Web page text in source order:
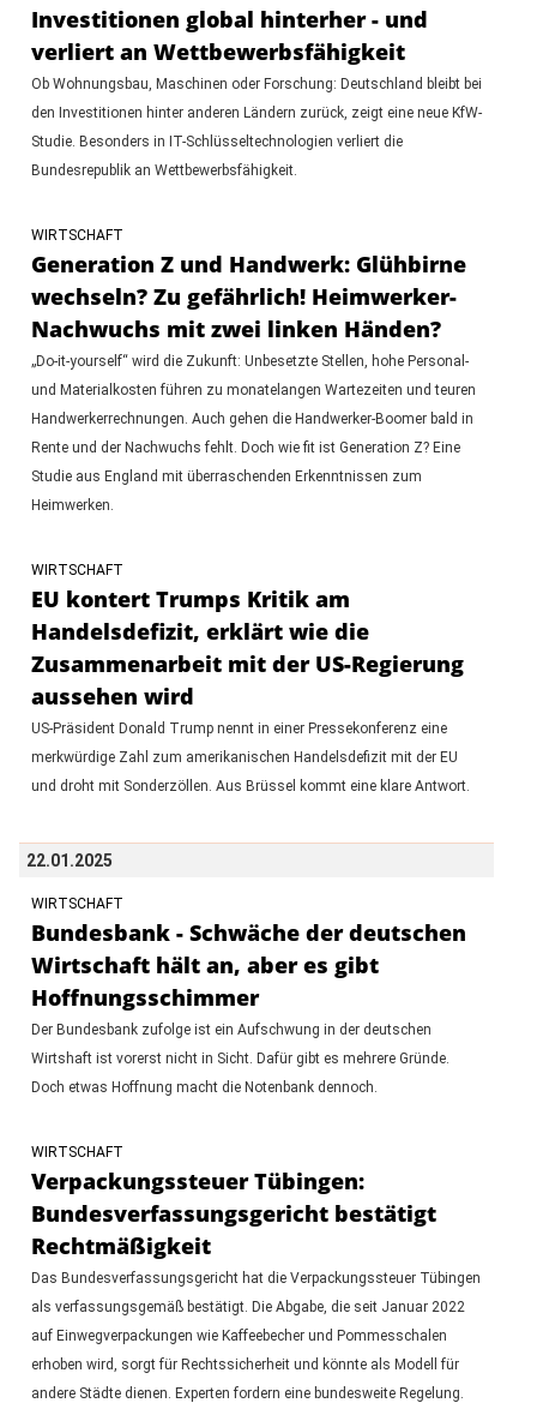
Investitionen global hinterher - und
verliert an Wettbewerbsfähigkeit
Ob Wohnungsbau, Maschinen oder Forschung: Deutschland bleibt bei
den Investitionen hinter anderen Ländern zurück, zeigt eine neue KfW-
Studie. Besonders in IT-Schlüsseltechnologien verliert die
Bundesrepublik an Wettbewerbsfähigkeit.
WIRTSCHAFT
Generation Z und Handwerk: Glühbirne
wechseln? Zu gefährlich! Heimwerker-
Nachwuchs mit zwei linken Händen?
„Do-it-yourself“ wird die Zukunft: Unbesetzte Stellen, hohe Personal-
und Materialkosten führen zu monatelangen Wartezeiten und teuren
Handwerkerrechnungen. Auch gehen die Handwerker-Boomer bald in
Rente und der Nachwuchs fehlt. Doch wie fit ist Generation Z? Eine
Studie aus England mit überraschenden Erkenntnissen zum
Heimwerken.
WIRTSCHAFT
EU kontert Trumps Kritik am
Handelsdefizit, erklärt wie die
Zusammenarbeit mit der US-Regierung
aussehen wird
US-Präsident Donald Trump nennt in einer Pressekonferenz eine
merkwürdige Zahl zum amerikanischen Handelsdefizit mit der EU
und droht mit Sonderzöllen. Aus Brüssel kommt eine klare Antwort.
22.01.2025
WIRTSCHAFT
Bundesbank - Schwäche der deutschen
Wirtschaft hält an, aber es gibt
Hoffnungsschimmer
Der Bundesbank zufolge ist ein Aufschwung in der deutschen
Wirtshaft ist vorerst nicht in Sicht. Dafür gibt es mehrere Gründe.
Doch etwas Hoffnung macht die Notenbank dennoch.
WIRTSCHAFT
Verpackungssteuer Tübingen:
Bundesverfassungsgericht bestätigt
Rechtmäßigkeit
Das Bundesverfassungsgericht hat die Verpackungssteuer Tübingen
als verfassungsgemäß bestätigt. Die Abgabe, die seit Januar 2022
auf Einwegverpackungen wie Kaffeebecher und Pommesschalen
erhoben wird, sorgt für Rechtssicherheit und könnte als Modell für
andere Städte dienen. Experten fordern eine bundesweite Regelung.